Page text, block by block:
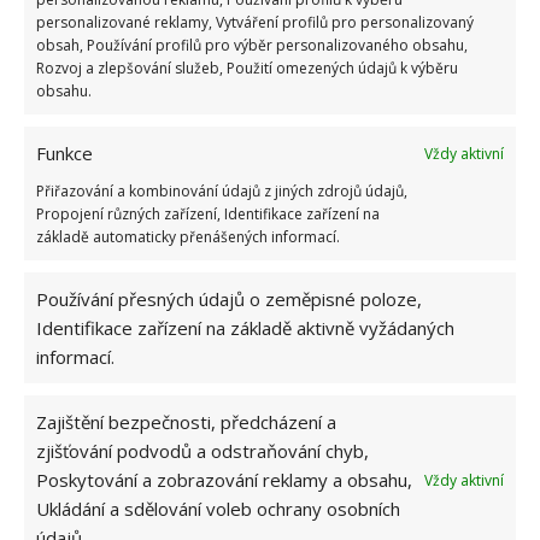
personalizované reklamy, Vytváření profilů pro personalizovaný
obsah, Používání profilů pro výběr personalizovaného obsahu,
Rozvoj a zlepšování služeb, Použití omezených údajů k výběru
obsahu.
Funkce
Vždy aktivní
Přiřazování a kombinování údajů z jiných zdrojů údajů,
Propojení různých zařízení, Identifikace zařízení na
základě automaticky přenášených informací.
Používání přesných údajů o zeměpisné poloze,
Identifikace zařízení na základě aktivně vyžádaných
informací.
Zajištění bezpečnosti, předcházení a
zjišťování podvodů a odstraňování chyb,
Poskytování a zobrazování reklamy a obsahu,
Ukládání a sdělování voleb ochrany osobních
Vždy aktivní
Zdroj: Goodhousekeeping